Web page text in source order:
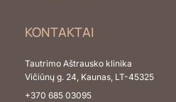
KONTAKTAI
Tautrimo Aštrausko klinika
Vičiūnų g. 24, Kaunas, LT-45325
+370 685 03095